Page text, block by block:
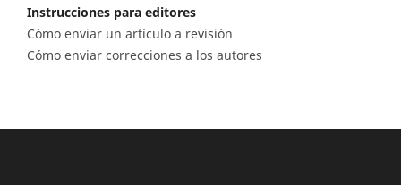
Instrucciones para editores
Cómo enviar un artículo a revisión
Cómo enviar correcciones a los autores